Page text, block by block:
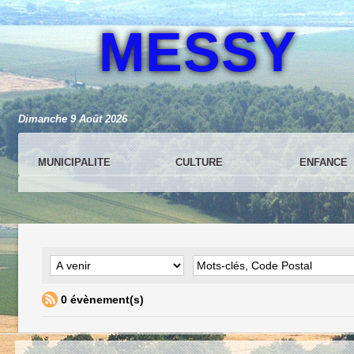
MESSY
Dimanche 9 Août 2026
MUNICIPALITE CULTURE ENFANCE
0 évènement(s)